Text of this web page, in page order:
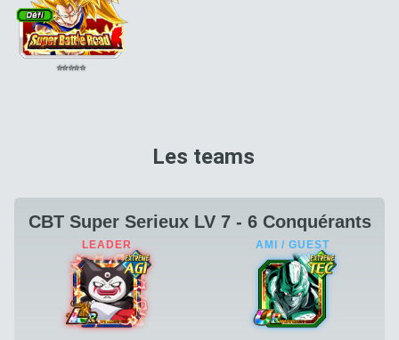
⭐⭐⭐⭐⭐
Les teams
CBT Super Serieux LV 7 - 6 Conquérants